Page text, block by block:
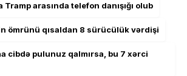
Tramp arasında telefon danışığı olub
ömrünü qısaldan 8 sürücülük vərdişi
cibdə pulunuz qalmırsa, bu 7 xərci